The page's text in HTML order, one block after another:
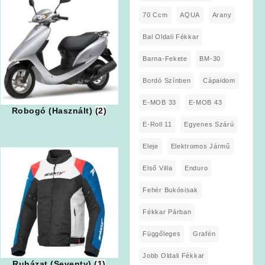
Robogó (Használt) (2)
70 Ccm AQUA Arany
Bal Oldali Fékkar
Barna-Fekete BM-30
Bordó Színben Cápaidom
E-MOB 33 E-MOB 43
E-Roll 11 Egyenes Szárú
Eleje Elektromos Jármű
Első Villa Enduro
Fehér Bukósisak
Fékkar Párban
Függőleges Grafén
Jobb Oldali Fékkar